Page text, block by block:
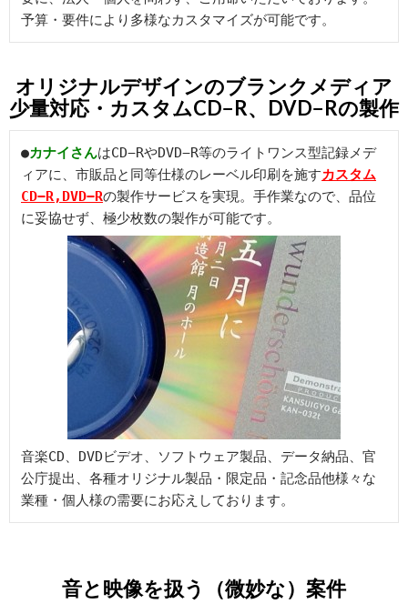
予算・要件により多様なカスタマイズが可能です。
オリジナルデザインのブランクメディア
少量対応・カスタムCD−R、DVD−Rの製作
●カナイ さんはCD−RやDVD−R等のライトワンス型記録メデ
ィアに、市販品と同等仕様のレーベル印刷を施すカスタム
CD−R,DVD−Rの製作サービスを実現。手作業なので、品位
に妥協せず、極少枚数の製作が可能です。
音楽CD、DVDビデオ、ソフトウェア製品、データ納品、官
公庁提出、各種オリジナル製品・限定品・記念品他様々な
業種・個人様の需要にお応えしております。
音と映像を扱う（微妙な）案件